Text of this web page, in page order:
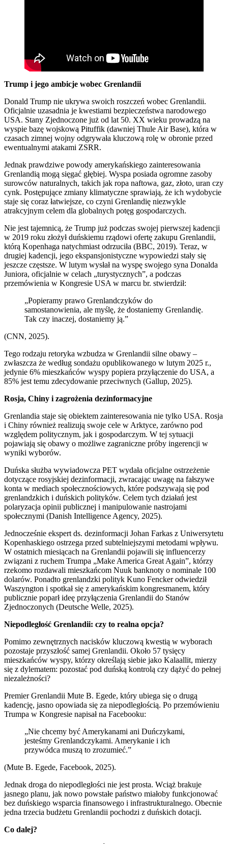
Trump i jego ambicje wobec Grenlandii
Donald Trump nie ukrywa swoich roszczeń wobec Grenlandii.
Oficjalnie uzasadnia je kwestiami bezpieczeństwa narodowego
USA. Stany Zjednoczone już od lat 50. XX wieku prowadzą na
wyspie bazę wojskową Pituffik (dawniej Thule Air Base), która w
czasach zimnej wojny odgrywała kluczową rolę w obronie przed
ewentualnymi atakami ZSRR.
Jednak prawdziwe powody amerykańskiego zainteresowania
Grenlandią mogą sięgać głębiej. Wyspa posiada ogromne zasoby
surowców naturalnych, takich jak ropa naftowa, gaz, złoto, uran czy
cynk. Postępujące zmiany klimatyczne sprawiają, że ich wydobycie
staje się coraz łatwiejsze, co czyni Grenlandię niezwykle
atrakcyjnym celem dla globalnych potęg gospodarczych.
Nie jest tajemnicą, że Trump już podczas swojej pierwszej kadencji
w 2019 roku złożył duńskiemu rządowi ofertę zakupu Grenlandii,
którą Kopenhaga natychmiast odrzuciła (BBC, 2019). Teraz, w
drugiej kadencji, jego ekspansjonistyczne wypowiedzi stały się
jeszcze częstsze. W lutym wysłał na wyspę swojego syna Donalda
Juniora, oficjalnie w celach „turystycznych”, a podczas
przemówienia w Kongresie USA w marcu br. stwierdził:
„Popieramy prawo Grenlandczyków do
samostanowienia, ale myślę, że dostaniemy Grenlandię.
Tak czy inaczej, dostaniemy ją.”
(CNN, 2025).
Tego rodzaju retoryka wzbudza w Grenlandii silne obawy –
zwłaszcza że według sondażu opublikowanego w lutym 2025 r.,
jedynie 6% mieszkańców wyspy popiera przyłączenie do USA, a
85% jest temu zdecydowanie przeciwnych (Gallup, 2025).
Rosja, Chiny i zagrożenia dezinformacyjne
Grenlandia staje się obiektem zainteresowania nie tylko USA. Rosja
i Chiny również realizują swoje cele w Arktyce, zarówno pod
względem politycznym, jak i gospodarczym. W tej sytuacji
pojawiają się obawy o możliwe zagraniczne próby ingerencji w
wyniki wyborów.
Duńska służba wywiadowcza PET wydała oficjalne ostrzeżenie
dotyczące rosyjskiej dezinformacji, zwracając uwagę na fałszywe
konta w mediach społecznościowych, które podszywają się pod
grenlandzkich i duńskich polityków. Celem tych działań jest
polaryzacja opinii publicznej i manipulowanie nastrojami
społecznymi (Danish Intelligence Agency, 2025).
Jednocześnie ekspert ds. dezinformacji Johan Farkas z Uniwersytetu
Kopenhaskiego ostrzega przed subtelniejszymi metodami wpływu.
W ostatnich miesiącach na Grenlandii pojawili się influencerzy
związani z ruchem Trumpa „Make America Great Again”, którzy
rzekomo rozdawali mieszkańcom Nuuk banknoty o nominale 100
dolarów. Ponadto grenlandzki polityk Kuno Fencker odwiedził
Waszyngton i spotkał się z amerykańskim kongresmanem, który
publicznie poparł ideę przyłączenia Grenlandii do Stanów
Zjednoczonych (Deutsche Welle, 2025).
Niepodległość Grenlandii: czy to realna opcja?
Pomimo zewnętrznych nacisków kluczową kwestią w wyborach
pozostaje przyszłość samej Grenlandii. Około 57 tysięcy
mieszkańców wyspy, którzy określają siebie jako Kalaallit, mierzy
się z dylematem: pozostać pod duńską kontrolą czy dążyć do pełnej
niezależności?
Premier Grenlandii Mute B. Egede, który ubiega się o drugą
kadencję, jasno opowiada się za niepodległością. Po przemówieniu
Trumpa w Kongresie napisał na Facebooku:
„Nie chcemy być Amerykanami ani Duńczykami,
jesteśmy Grenlandczykami. Amerykanie i ich
przywódca muszą to zrozumieć.”
(Mute B. Egede, Facebook, 2025).
Jednak droga do niepodległości nie jest prosta. Wciąż brakuje
jasnego planu, jak nowo powstałe państwo miałoby funkcjonować
bez duńskiego wsparcia finansowego i infrastrukturalnego. Obecnie
jedna trzecia budżetu Grenlandii pochodzi z duńskich dotacji.
Co dalej?